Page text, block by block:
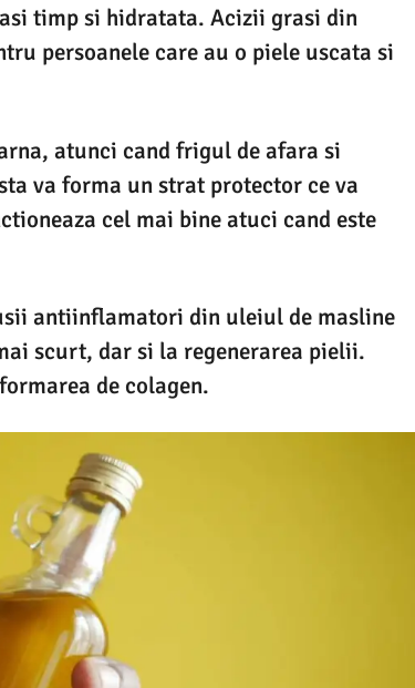
timp si hidratata. Acizii grasi din
persoanele care au o piele uscata si
atunci cand frigul de afara si
va forma un strat protector ce va
cel mai bine atuci cand este
antiinflamatori din uleiul de masline
scurt, dar si la regenerarea pielii.
de colagen.